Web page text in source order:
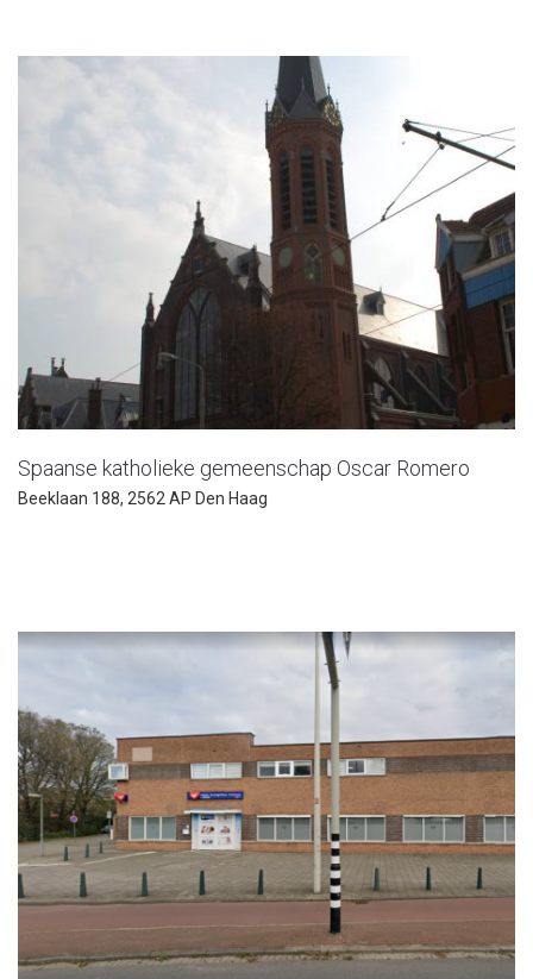
Spaanse katholieke gemeenschap Oscar Romero
Beeklaan 188, 2562 AP Den Haag